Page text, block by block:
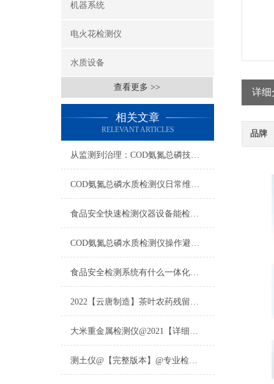
机器系统
电火花检测仪
水质设备
查看更多 >>
相关文章
RELEVANT ARTICLES
从监测到治理：COD氨氮总磷技术的双领域实战解析
COD氨氮总磷水质检测仪日常维护与试剂管理，降低故障率就靠这几招
食品安全快速检测仪器设备能检什么？一张表说清适用范围
COD氨氮总磷水质检测仪操作避坑指南：这几个步骤直接影响数据准确性
食品安全检测系统有什么一体化配置·2023仪器仪表推荐·山东云唐
2022【云唐制造】茶叶农药残留检测仪多少钱一台@山东云唐仪器仪表制造
大米重金属检测仪@2021【详细版本】@专业检测大米重金属仪器仪表
测土仪@【完整版本】@专业检测土壤的仪器仪表
详细
品牌